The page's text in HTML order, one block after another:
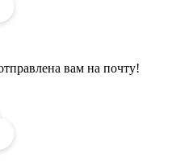
вам на почту!